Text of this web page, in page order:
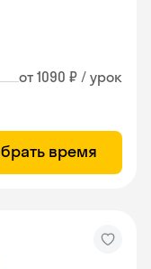
от 1090 ₽ / урок
время